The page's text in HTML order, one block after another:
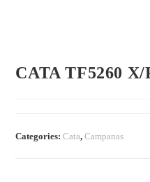
CATA TF5260
Categories:Cata,Campanas